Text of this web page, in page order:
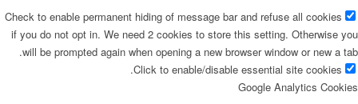
Check to enable permanent hiding of message bar and refuse all cookies
if you do not opt in. We need 2 cookies to store this setting. Otherwise you
will be prompted again when opening a new browser window or new a tab.
Click to enable/disable essential site cookies.
Google Analytics Cookies